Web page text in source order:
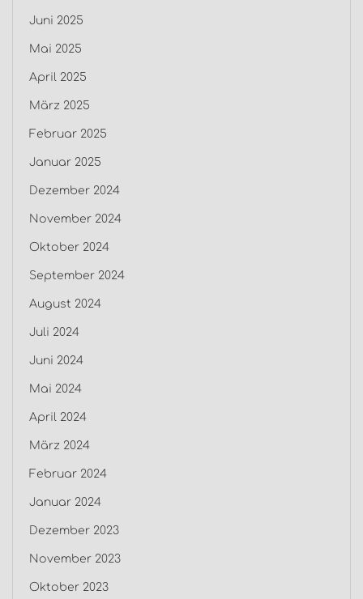
Juni 2025
Mai 2025
April 2025
März 2025
Februar 2025
Januar 2025
Dezember 2024
November 2024
Oktober 2024
September 2024
August 2024
Juli 2024
Juni 2024
Mai 2024
April 2024
März 2024
Februar 2024
Januar 2024
Dezember 2023
November 2023
Oktober 2023